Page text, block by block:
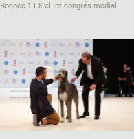
Rococo 1 EX cl Int congrés modial